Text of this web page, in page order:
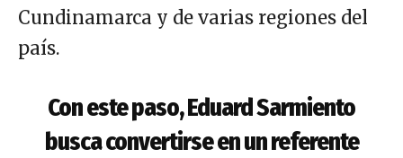
Cundinamarca y de varias regiones del
país.
Con este paso, Eduard Sarmiento
busca convertirse en un referente